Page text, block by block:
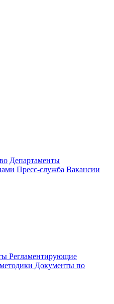
Департаменты
Пресс-служба Вакансии
Регламентирующие
Документы по